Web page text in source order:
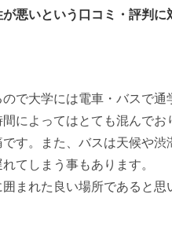
悪いという口コミ・評判
で大学には電車・バスで
によってはとても混んで
す。また、バスは天候や
てしまう事もあります。
まれた良い場所であると